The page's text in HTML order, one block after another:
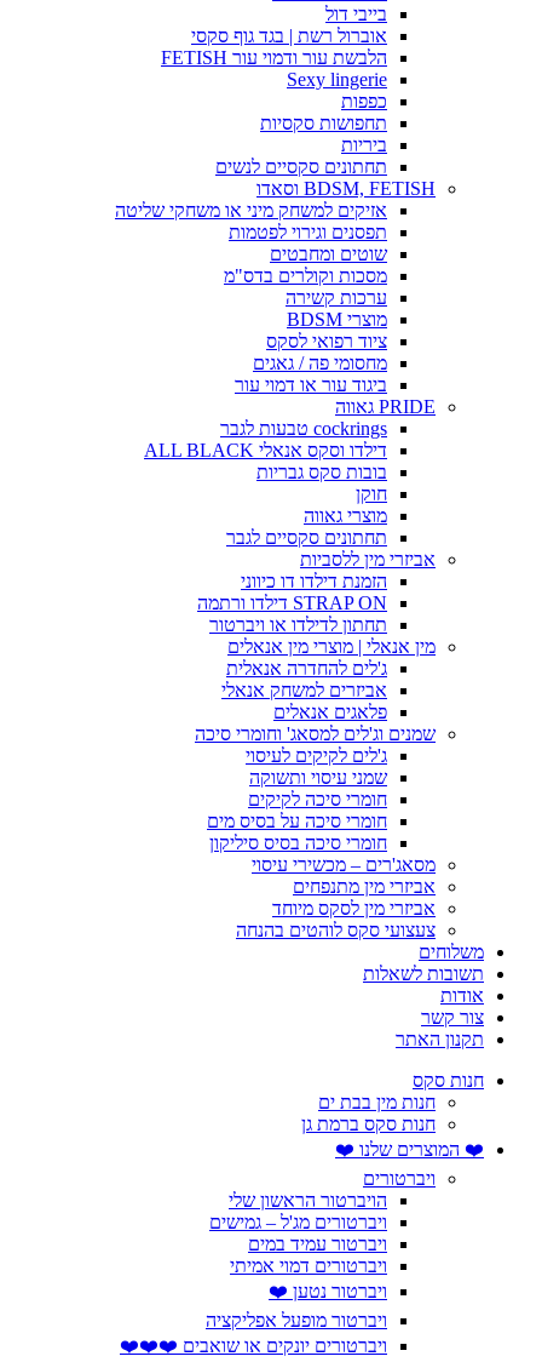
בייבי דול
אוברול רשת | בגד גוף סקסי
הלבשת עור ודמוי עור FETISH
Sexy lingerie
כפפות
תחפושות סקסיות
ביריות
תחתונים סקסיים לנשים
BDSM, FETISH וסאדו
אזיקים למשחק מיני או משחקי שליטה
תפסנים וגירוי לפטמות
שוטים ומחבטים
מסכות וקולרים בדס"מ
ערכות קשירה
מוצרי BDSM
ציוד רפואי לסקס
מחסומי פה / גאגים
ביגוד עור או דמוי עור
PRIDE גאווה
cockrings טבעות לגבר
דילדו וסקס אנאלי ALL BLACK
בובות סקס גבריות
חוקן
מוצרי גאווה
תחתונים סקסיים לגבר
אביזרי מין ללסביות
הזמנת דילדו דו כיווני
STRAP ON דילדו ורתמה
תחתון לדילדו או ויברטור
מין אנאלי | מוצרי מין אנאלים
ג'לים להחדרה אנאלית
אביזרים למשחק אנאלי
פלאגים אנאלים
שמנים וג'לים למסאג' וחומרי סיכה
ג'לים לקיקים לעיסוי
שמני עיסוי ותשוקה
חומרי סיכה לקיקים
חומרי סיכה על בסיס מים
חומרי סיכה בסיס סיליקון
מסאג'רים – מכשירי עיסוי
אביזרי מין מתנפחים
אביזרי מין לסקס מיוחד
צעצועי סקס לוהטים בהנחה
משלוחים
תשובות לשאלות
אודות
צור קשר
תקנון האתר
חנות סקס
חנות מין בבת ים
חנות סקס ברמת גן
❤️ המוצרים שלנו ❤️
ויברטורים
הויברטור הראשון שלי
ויברטורים מג'ל – גמישים
ויברטור עמיד במים
ויברטורים דמוי אמיתי
ויברטור נטען ❤️
ויברטור מופעל אפליקציה
ויברטורים יונקים או שואבים ❤️❤️❤️